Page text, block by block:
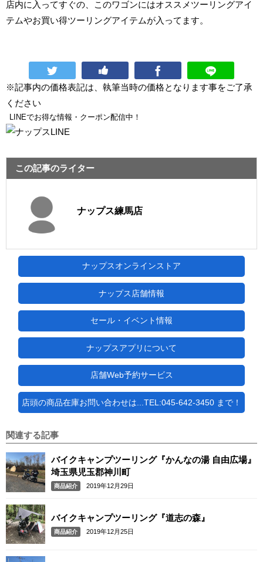
店内に入ってすぐの、このワゴンにはオススメツーリングアイ
テムやお買い得ツーリングアイテムが入ってます。
※記事内の価格表記は、執筆当時の価格となります事をご了承
ください
LINEでお得な情報・クーポン配信中！
この記事のライター
ナップス練馬店
ナップスオンラインストア
ナップス店舗情報
セール・イベント情報
ナップスアプリについて
店舗Web予約サービス
店頭の商品在庫お問い合わせは...TEL:045-642-3450 まで！
関連する記事
バイクキャンプツーリング『かんなの湯 自由広場』
埼玉県児玉郡神川町
商品紹介 2019年12月29日
バイクキャンプツーリング『道志の森』
商品紹介 2019年12月25日